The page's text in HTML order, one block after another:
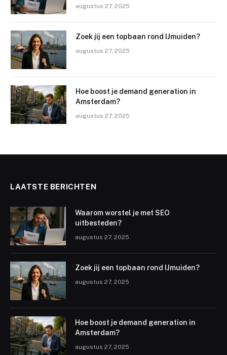
augustus 27, 2025
Zoek jij een topbaan rond IJmuiden?
augustus 27, 2025
Hoe boost je demand generation in
Amsterdam?
augustus 27, 2025
LAATSTE BERICHTEN
Waarom worstel je met SEO
uitbesteden?
augustus 27, 2025
Zoek jij een topbaan rond IJmuiden?
augustus 27, 2025
Hoe boost je demand generation in
Amsterdam?
augustus 27, 2025